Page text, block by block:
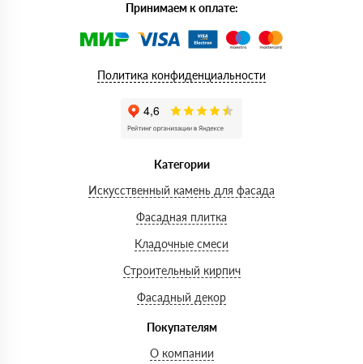
Принимаем к оплате:
Политика конфиденциальности
Категории
Искусственный камень для фасада
Фасадная плитка
Кладочные смеси
Строительный кирпич
Фасадный декор
Покупателям
О компании